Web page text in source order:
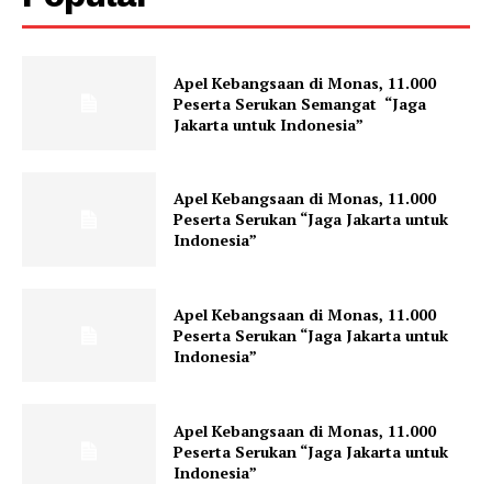
Apel Kebangsaan di Monas, 11.000
Peserta Serukan Semangat “Jaga
Jakarta untuk Indonesia”
Apel Kebangsaan di Monas, 11.000
Peserta Serukan “Jaga Jakarta untuk
Indonesia”
Apel Kebangsaan di Monas, 11.000
Peserta Serukan “Jaga Jakarta untuk
Indonesia”
Apel Kebangsaan di Monas, 11.000
Peserta Serukan “Jaga Jakarta untuk
Indonesia”